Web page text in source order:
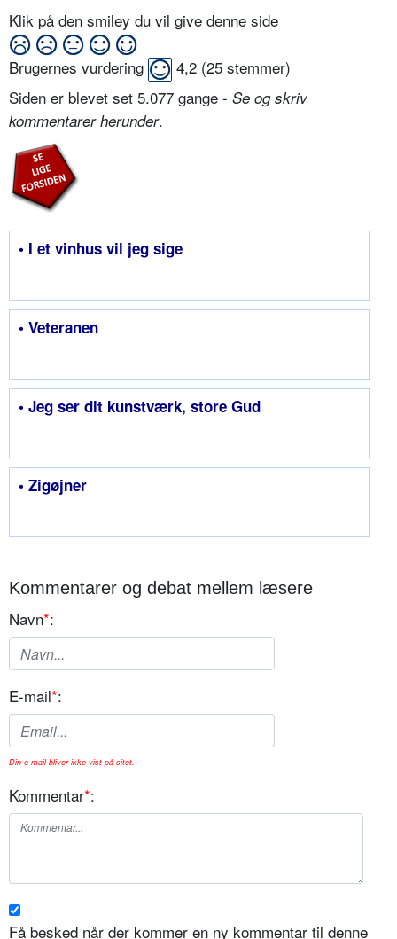
Klik på den smiley du vil give denne side
Brugernes vurdering 4,2 (25 stemmer)
Siden er blevet set 5.077 gange - Se og skriv
kommentarer herunder.
• I et vinhus vil jeg sige
• Veteranen
• Jeg ser dit kunstværk, store Gud
• Zigøjner
Kommentarer og debat mellem læsere
Navn*:
E-mail*:
Din e-mail bliver ikke vist på sitet.
Kommentar*:
Få besked når der kommer en ny kommentar til denne